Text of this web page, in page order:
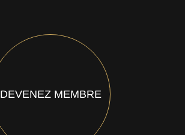
DEVENEZ MEMBRE